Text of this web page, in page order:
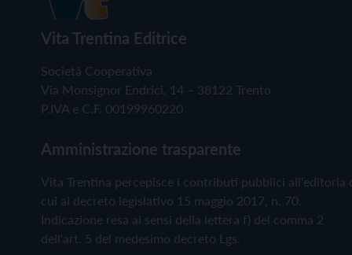
Vita Trentina Editrice
Società Cooperativa
Via Monsignor Endrici, 14 – 38122 Trento
P.IVA e C.F. 00199960220
Amministrazione trasparente
Vita Trentina percepisce i contributi pubblici all'editoria
cui al decreto legislativo 15 maggio 2017, n. 70.
Indicazione resa ai sensi della lettera f) del comma 2
dell'art. 5 del medesimo decreto Lgs.